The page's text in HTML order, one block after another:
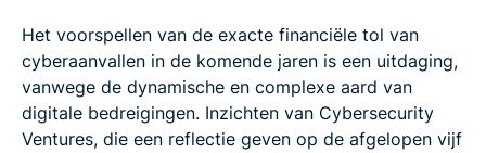
Het voorspellen van de exacte financiële tol van
cyberaanvallen in de komende jaren is een uitdaging,
vanwege de dynamische en complexe aard van
digitale bedreigingen. Inzichten van Cybersecurity
Ventures, die een reflectie geven op de afgelopen vijf